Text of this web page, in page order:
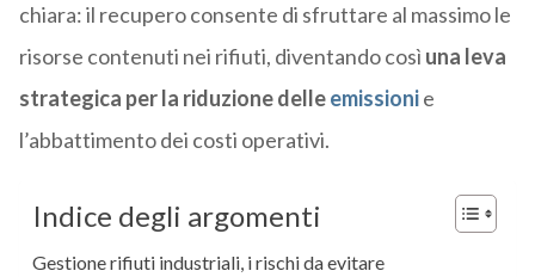
chiara: il recupero consente di sfruttare al massimo le
risorse contenuti nei rifiuti, diventando così una leva
strategica per la riduzione delleemissionie
l’abbattimento dei costi operativi.
Indice degli argomenti
Gestione rifiuti industriali, i rischi da evitare